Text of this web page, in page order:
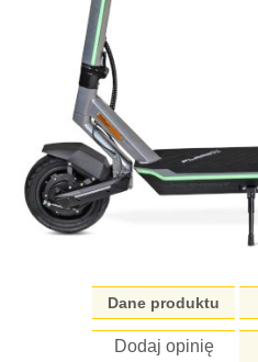
Dane produktu
Dodaj opinię